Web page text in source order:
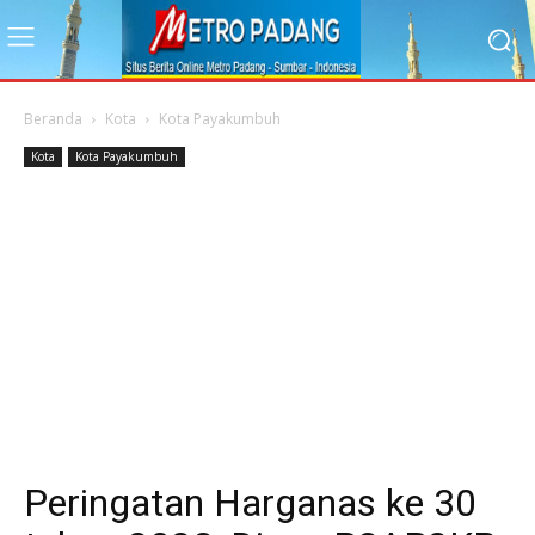
Beranda Kota Kota Payakumbuh
Kota Kota Payakumbuh
Peringatan Harganas ke 30